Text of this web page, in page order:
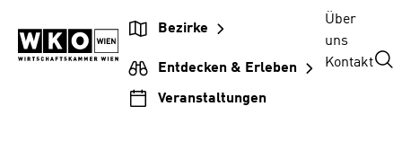
Inhalt
springen
Hauptnavigation
springen
Footer
springen
Bezirke
Entdecken & Erleben
Veranstaltungen
Über
uns
Kontakt